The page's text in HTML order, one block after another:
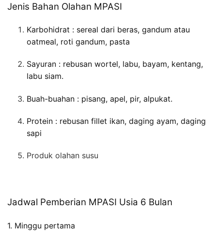
Jenis Bahan Olahan MPASI
Karbohidrat : sereal dari beras, gandum atau
oatmeal, roti gandum, pasta
Sayuran : rebusan wortel, labu, bayam, kentang,
labu siam.
Buah-buahan : pisang, apel, pir, alpukat.
Protein : rebusan fillet ikan, daging ayam, daging
sapi
Produk olahan susu
Jadwal Pemberian MPASI Usia 6 Bulan
1. Minggu pertama